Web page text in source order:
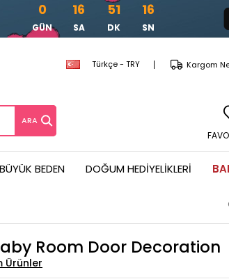
0
GÜN
16
SA
51
DK
14
SN
Türkçe - TRY Kargom
BÜYÜK BEDEN DOĞUM HEDIYELIKLERI
Room Door Decoration